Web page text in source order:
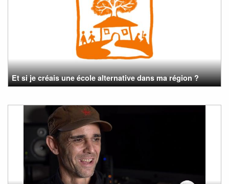
Et si je créais une école alternative dans ma région ?